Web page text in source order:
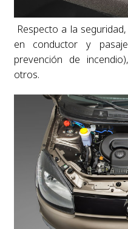
Respecto a la
en conductor y
prevención de
otros.